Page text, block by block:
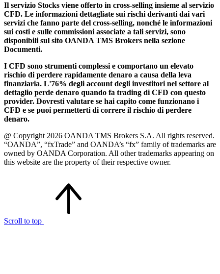
Il servizio Stocks viene offerto in cross-selling insieme al servizio
CFD. Le informazioni dettagliate sui rischi derivanti dai vari
servizi che fanno parte del cross-selling, nonché le informazioni
sui costi e sulle commissioni associate a tali servizi, sono
disponibili sul sito OANDA TMS Brokers nella sezione
Documenti.
I CFD sono strumenti complessi e comportano un elevato
rischio di perdere rapidamente denaro a causa della leva
finanziaria. L'76% degli account degli investitori nel settore al
dettaglio perde denaro quando fa trading di CFD con questo
provider. Dovresti valutare se hai capito come funzionano i
CFD e se puoi permetterti di correre il rischio di perdere
denaro.
@ Copyright 2026 OANDA TMS Brokers S.A. All rights reserved.
“OANDA”, “fxTrade” and OANDA’s “fx” family of trademarks are
owned by OANDA Corporation. All other trademarks appearing on
this website are the property of their respective owner.
Scroll to top